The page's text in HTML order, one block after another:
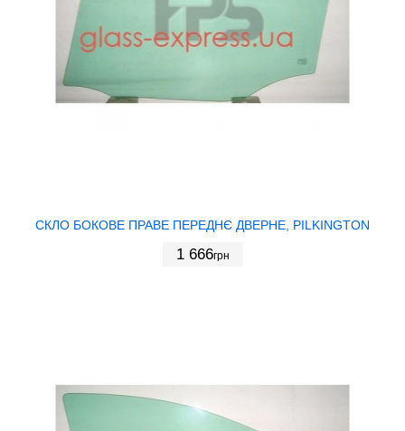
СКЛО БОКОВЕ ПРАВЕ ПЕРЕДНЄ ДВЕРНЕ, PILKINGTON
1 666грн